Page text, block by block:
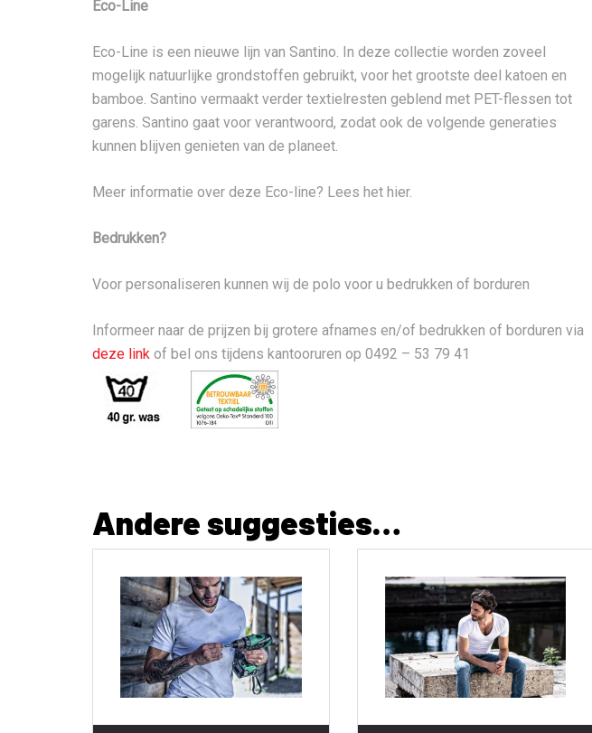
Eco-Line
Eco-Line is een nieuwe lijn van Santino. In deze collectie worden zoveel
mogelijk natuurlijke grondstoffen gebruikt, voor het grootste deel katoen en
bamboe. Santino vermaakt verder textielresten geblend met PET-flessen tot
garens. Santino gaat voor verantwoord, zodat ook de volgende generaties
kunnen blijven genieten van de planeet.
Meer informatie over deze Eco-line? Lees het hier.
Bedrukken?
Voor personaliseren kunnen wij de polo voor u bedrukken of borduren
Informeer naar de prijzen bij grotere afnames en/of bedrukken of borduren via
deze link of bel ons tijdens kantooruren op 0492 – 53 79 41
Andere suggesties…